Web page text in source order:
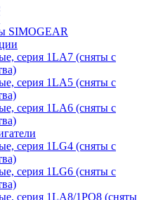
SIMOGEAR
серия 1LA7 (сняты с
серия 1LA5 (сняты с
серия 1LA6 (сняты с
серия 1LG4 (сняты с
серия 1LG6 (сняты с
серия 1LA8/1PQ8 (сняты